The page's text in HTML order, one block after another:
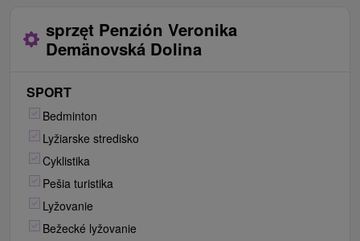
sprzęt Penzión Veronika
Demänovská Dolina
SPORT
Bedminton
Lyžiarske stredisko
Cyklistika
Pešia turistika
Lyžovanie
Bežecké lyžovanie